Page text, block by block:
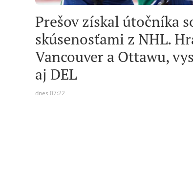
Prešov získal útočníka
skúsenosťami z NHL.
Vancouver a Ottawu,
aj DEL
dnes 07:22